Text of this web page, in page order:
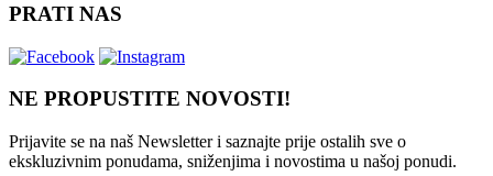
PRATI NAS
NE PROPUSTITE NOVOSTI!
Prijavite se na naš Newsletter i saznajte prije ostalih sve o
ekskluzivnim ponudama, sniženjima i novostima u našoj ponudi.